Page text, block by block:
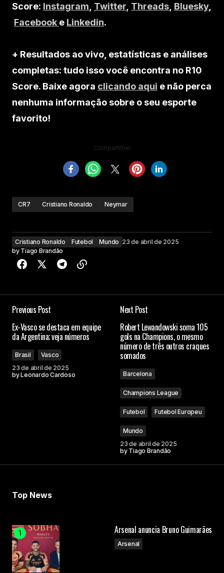
Score: Instagram Twitter Threads Bluesky,
Facebook e Linkedin.
+ Resultados ao vivo, estatísticas e análises
completas: tudo isso você encontra no R10
Score. Baixe agora clicando aqui e não perca
nenhuma informação sobre o seu esporte
favorito!
Compartilhe!
CR7 Cristiano Ronaldo Neymar
Cristiano Ronaldo Futebol Mundo 23 de abril de 2025
by Tiago Brandão
Previous Post
Ex-Vasco se destaca em equipe
da Argentina; veja números
Brasil
Vasco
23 de abril de 2025
byLeonardo Cardoso
Next Post
Robert Lewandowski soma 105
gols na Champions, o mesmo
número de três outros craques
somados
Barcelona
Champions League
Futebol Futebol Europeu
Mundo
23 de abril de 2025
by Tiago Brandão
Top News
Arsenal anuncia Bruno Guimarães
Arsenal